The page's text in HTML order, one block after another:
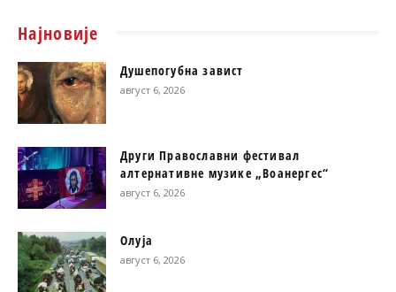
Најновије
Душепогубна завист
август 6, 2026
Други Православни фестивал
алтернативне музике „Воанергес“
август 6, 2026
Олуја
август 6, 2026